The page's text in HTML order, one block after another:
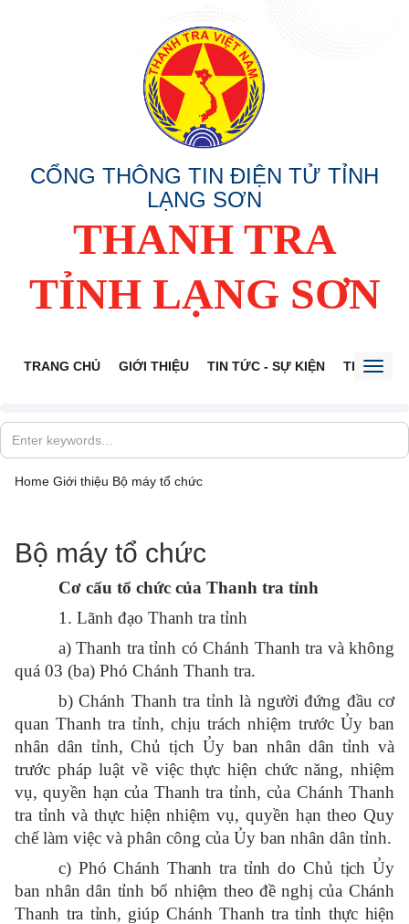
CỔNG THÔNG TIN ĐIỆN TỬ TỈNH
LẠNG SƠN
THANH TRA
TỈNH LẠNG SƠN
TRANG CHỦ GIỚI THIỆU TIN TỨC - SỰ KIỆN THÔNG
Home Giới thiệu Bộ máy tổ chức
Bộ máy tổ chức
Cơ cấu tổ chức của Thanh tra tỉnh
1. Lãnh đạo Thanh tra tỉnh
a) Thanh tra tỉnh có Chánh Thanh tra và không
quá 03 (ba) Phó Chánh Thanh tra.
b) Chánh Thanh tra tỉnh là người đứng đầu cơ
quan Thanh tra tỉnh, chịu trách nhiệm trước Ủy ban
nhân dân tỉnh, Chủ tịch Ủy ban nhân dân tỉnh và
trước pháp luật về việc thực hiện chức năng, nhiệm
vụ, quyền hạn của Thanh tra tỉnh, của Chánh Thanh
tra tỉnh và thực hiện nhiệm vụ, quyền hạn theo Quy
chế làm việc và phân công của Ủy ban nhân dân tỉnh.
c) Phó Chánh Thanh tra tỉnh do Chủ tịch Ủy
ban nhân dân tỉnh bổ nhiệm theo đề nghị của Chánh
Thanh tra tỉnh, giúp Chánh Thanh tra tỉnh thực hiện